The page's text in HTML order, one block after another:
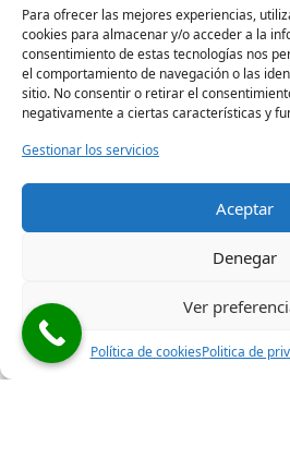
Para ofrecer las mejores experiencias,
cookies para almacenar y/o acceder a la
consentimiento de estas tecnologías nos
el comportamiento de navegación o las
sitio. No consentir o retirar el
negativamente a ciertas características y
Gestionar los servicios
Aceptar
Denegar
Ver
Política de cookiesPolitica de
proporcionamos la mejor
rápida y realizamos la
en el momoento.
Reparación puertas de
Cerrajeros Sotogrande
Cerrajeros Sabinillas
Cerrajeros San Roque